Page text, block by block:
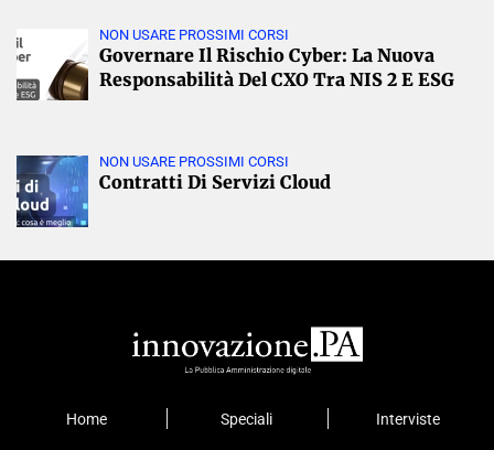
NON USARE PROSSIMI CORSI
Governare Il Rischio Cyber: La Nuova
Responsabilità Del CXO Tra NIS 2 E ESG
NON USARE PROSSIMI CORSI
Contratti Di Servizi Cloud
Home Speciali Interviste